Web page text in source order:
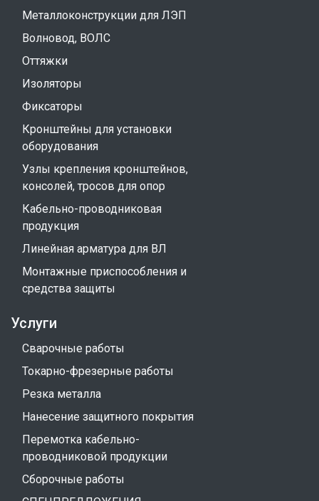
Металлоконструкции для ЛЭП
Волновод, ВОЛС
Оттяжки
Изоляторы
Фиксаторы
Кронштейны для установки
оборудования
Узлы крепления кронштейнов,
консолей, тросов для опор
Кабельно-проводниковая
продукция
Линейная арматура для ВЛ
Монтажные приспособления и
средства защиты
Услуги
Сварочные работы
Токарно-фрезерные работы
Резка металла
Нанесение защитного покрытия
Перемотка кабельно-
проводниковой продукции
Сборочные работы